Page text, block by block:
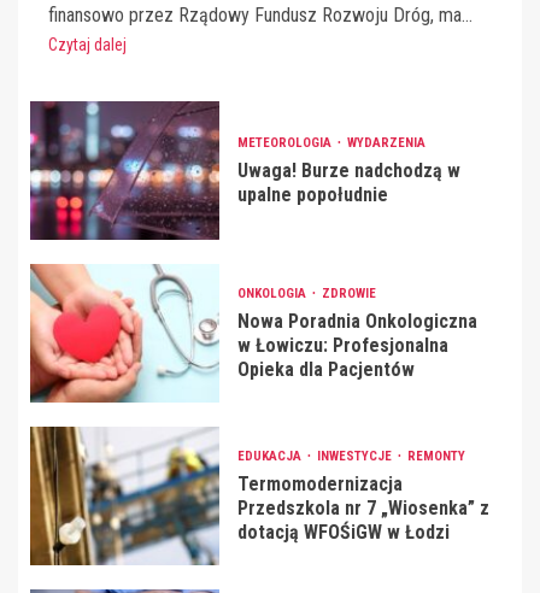
finansowo przez Rządowy Fundusz Rozwoju Dróg, ma...
Czytaj dalej
METEOROLOGIA WYDARZENIA
Uwaga! Burze nadchodzą w
upalne popołudnie
ONKOLOGIA ZDROWIE
Nowa Poradnia Onkologiczna
w Łowiczu: Profesjonalna
Opieka dla Pacjentów
EDUKACJA INWESTYCJE REMONTY
Termomodernizacja
Przedszkola nr 7 „Wiosenka” z
dotacją WFOŚiGW w Łodzi